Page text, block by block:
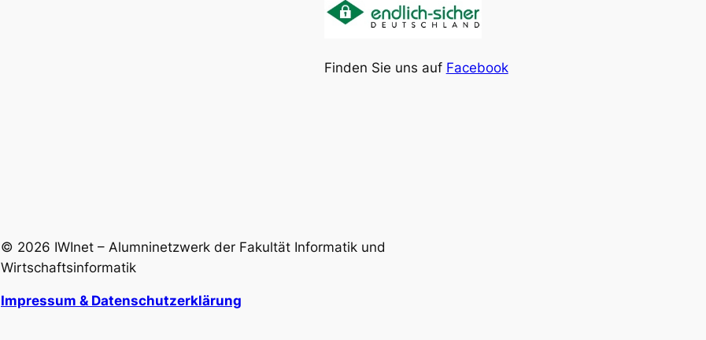
Finden Sie uns auf Facebook
© 2026 IWInet – Alumninetzwerk der Fakultät Informatik und
Wirtschaftsinformatik
Impressum & Datenschutzerklärung